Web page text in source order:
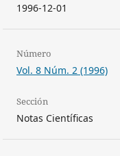
1996-12-01
Número
Vol. 8 Núm. 2 (1996)
Sección
Notas Científicas